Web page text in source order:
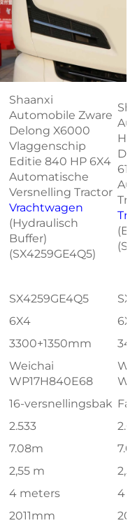
Shaanxi
Automobile Zware
Delong X6000
Vlaggenschip
Editie 840 HP 6X4
Automatische
Versnelling Tractor
Vrachtwagen
(Hydraulisch
Buffer)
(SX4259GE4Q5)
SX4259GE4Q5
6X4
3300+1350mm
Weichai
WP17H840E68
16-versnellingsbak
2.533
7.08m
2,55 m
4 meters
4
2011mm